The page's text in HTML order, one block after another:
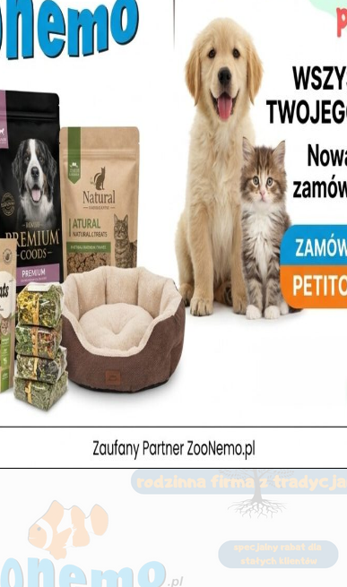
z naszą pomocą!!!
brzuszku Twojego pupila!
Digestive Care w
Helpet Immunity Care –
tarcza dla Twojego pupila w